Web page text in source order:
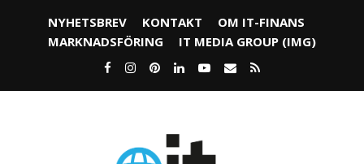
NYHETSBREV KONTAKT
OM IT-FINANS
MARKNADSFÖRING
IT MEDIA GROUP (IMG)